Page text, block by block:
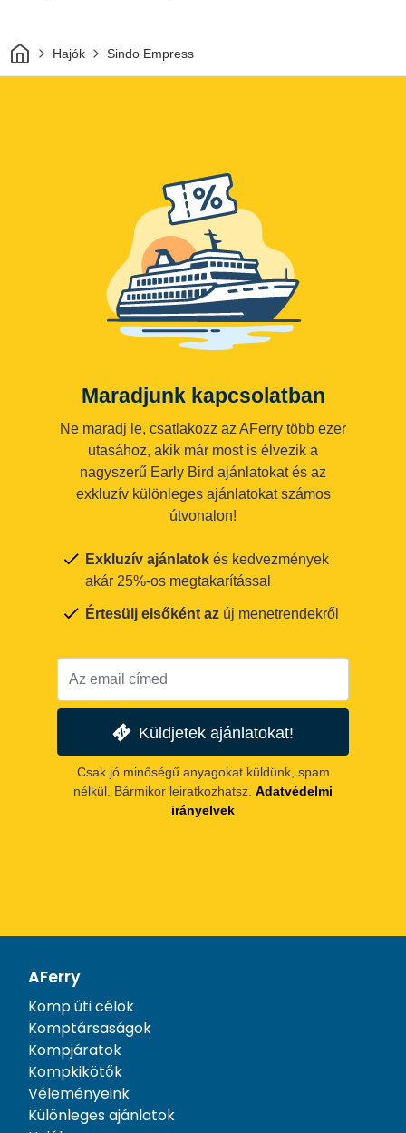
OtthonHajók Sindo Empress
Maradjunk kapcsolatban
Ne maradj le, csatlakozz az AFerry több ezer
utasához, akik már most is élvezik a
nagyszerű Early Bird ajánlatokat és az
exkluzív különleges ajánlatokat számos
útvonalon!
Exkluzív ajánlatok és kedvezmények
akár 25%-os megtakarítással
Értesülj elsőként az új menetrendekről
Küldjetek ajánlatokat!
Csak jó minőségű anyagokat küldünk, spam
nélkül. Bármikor leiratkozhatsz. Adatvédelmi
irányelvek
AFerry
Komp úti célok
Komptársaságok
Kompjáratok
Kompkikötők
Véleményeink
Különleges ajánlatok